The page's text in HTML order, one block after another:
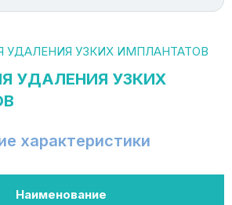
УДАЛЕНИЯ УЗКИХ
характеристики
Наименование